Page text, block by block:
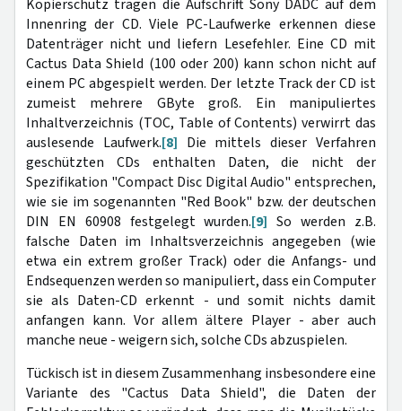
Kopierschutz tragen die Aufschrift Sony DADC auf dem
Innenring der CD. Viele PC-Laufwerke erkennen diese
Datenträger nicht und liefern Lesefehler. Eine CD mit
Cactus Data Shield (100 oder 200) kann schon nicht auf
einem PC abgespielt werden. Der letzte Track der CD ist
zumeist mehrere GByte groß. Ein manipuliertes
Inhaltverzeichnis (TOC, Table of Contents) verwirrt das
auslesende Laufwerk.[8] Die mittels dieser Verfahren
geschützten CDs enthalten Daten, die nicht der
Spezifikation "Compact Disc Digital Audio" entsprechen,
wie sie im sogenannten "Red Book" bzw. der deutschen
DIN EN 60908 festgelegt wurden.[9] So werden z.B.
falsche Daten im Inhaltsverzeichnis angegeben (wie
etwa ein extrem großer Track) oder die Anfangs- und
Endsequenzen werden so manipuliert, dass ein Computer
sie als Daten-CD erkennt - und somit nichts damit
anfangen kann. Vor allem ältere Player - aber auch
manche neue - weigern sich, solche CDs abzuspielen.
Tückisch ist in diesem Zusammenhang insbesondere eine
Variante des "Cactus Data Shield", die Daten der